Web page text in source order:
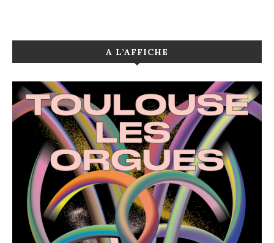
A L’AFFICHE